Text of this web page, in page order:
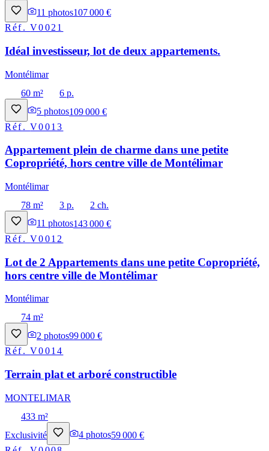
11 photos107 000 €
Réf.V0021
Idéal investisseur, lot de deux appartements.
Montélimar
60 m²
6 p.
5 photos109 000 €
Réf.V0013
Appartement plein de charme dans une petite
Copropriété, hors centre ville de Montélimar
Montélimar
78 m²
3 p.
2 ch.
11 photos143 000 €
Réf.V0012
Lot de 2 Appartements dans une petite Copropriété,
hors centre ville de Montélimar
Montélimar
74 m²
2 photos99 000 €
Réf.V0014
Terrain plat et arboré constructible
MONTELIMAR
433 m²
Exclusivité
4 photos59 000 €